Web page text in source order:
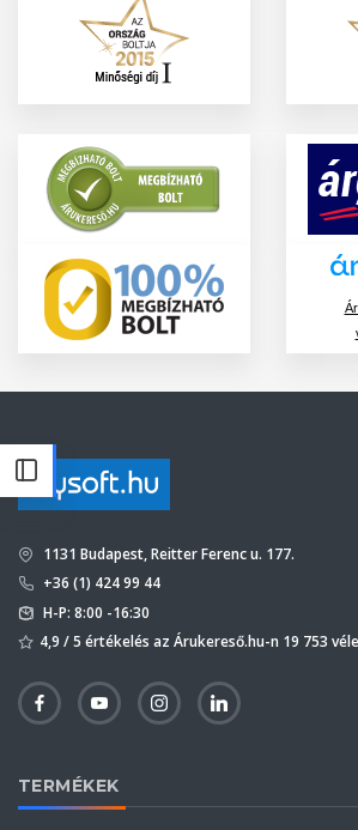
1131 Budapest, Reitter Ferenc u. 177.
+36 (1) 424 99 44
H-P: 8:00 -16:30
4,9 / 5 értékelés az Árukereső.hu-n 19 753
TERMÉKEK